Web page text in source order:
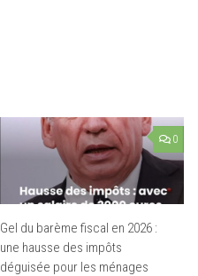
0
Gel du barème fiscal en 2026 :
une hausse des impôts
déguisée pour les ménages